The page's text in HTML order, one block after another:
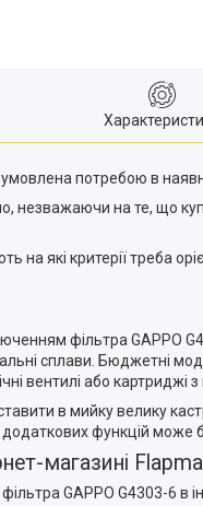
потребою в
незважаючи на те, що
які критерії треба
фільтра GAPPO
сплави. Бюджетні
або картриджі
в мийку велику
функцій може
магазині
GAPPO G4303-6 в